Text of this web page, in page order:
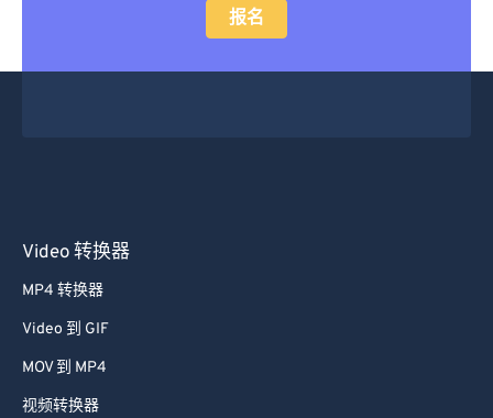
报名
Video 转换器
MP4 转换器
Video 到 GIF
MOV 到 MP4
视频转换器